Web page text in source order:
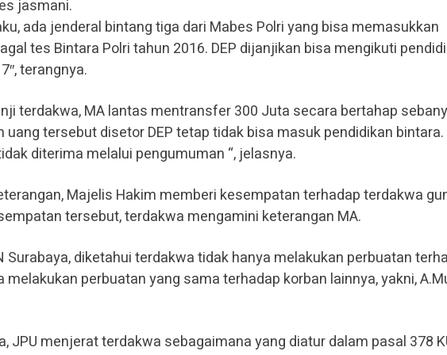
jasmani.
ada jenderal bintang tiga dari Mabes Polri yang bisa memasukkan
tes Bintara Polri tahun 2016. DEP dijanjikan bisa mengikuti
terangnya.
terdakwa, MA lantas mentransfer 300 Juta secara bertahap
uang tersebut disetor DEP tetap tidak bisa masuk pendidikan bintara.
diterima melalui pengumuman “, jelasnya.
Majelis Hakim memberi kesempatan terhadap terdakwa
tersebut, terdakwa mengamini keterangan MA.
Surabaya, diketahui terdakwa tidak hanya melakukan perbuatan
melakukan perbuatan yang sama terhadap korban lainnya, yakni,
JPU menjerat terdakwa sebagaimana yang diatur dalam pasal 378